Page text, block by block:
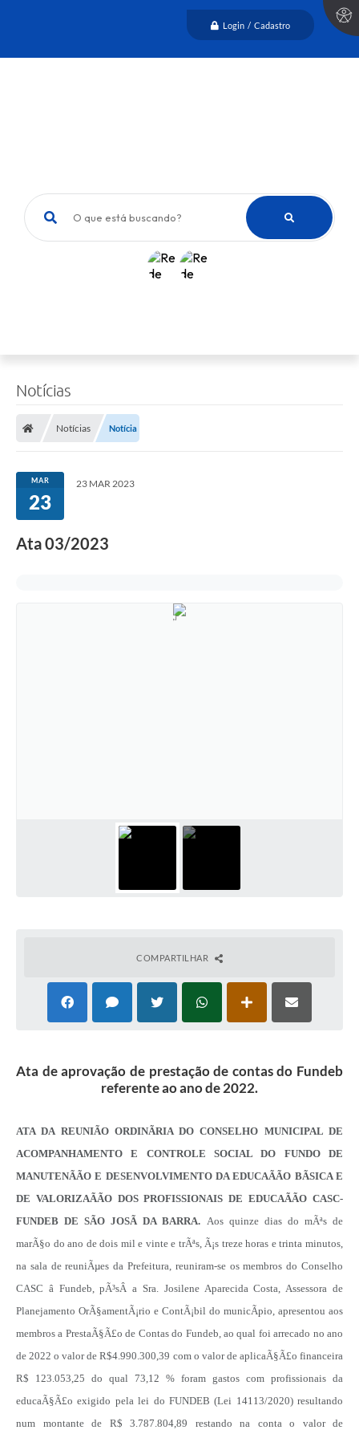
Login / Cadastro
O que está buscando?
Notícias
Notícias Notícia
MAR
23
23 MAR 2023
Ata 03/2023
COMPARTILHAR
Ata de aprovação de prestação de contas do Fundeb
referente ao ano de 2022.
ATA DA REUNIÃO ORDINÃRIA DO CONSELHO MUNICIPAL DE
ACOMPANHAMENTO E CONTROLE SOCIAL DO FUNDO DE
MANUTENÃÃO E DESENVOLVIMENTO DA EDUCAÃÃO BÃSICA E
DE VALORIZAÃÃO DOS PROFISSIONAIS DE EDUCAÃÃO CASC-
FUNDEB DE SÃO JOSÃ DA BARRA. Aos quinze dias do mÃªs de
marÃ§o do ano de dois mil e vinte e trÃªs, Ã¡s treze horas e trinta minutos,
na sala de reuniÃµes da Prefeitura, reuniram-se os membros do Conselho
CASC â Fundeb, pÃ³sÂ a Sra. Josilene Aparecida Costa, Assessora de
Planejamento OrÃ§amentÃ¡rio e ContÃ¡bil do municÃ­pio, apresentou aos
membros a PrestaÃ§Ã£o de Contas do Fundeb, ao qual foi arrecado no ano
de 2022 o valor de R$4.990.300,39 com o valor de aplicaÃ§Ã£o financeira
R$ 123.053,25 do qual 73,12 % foram gastos com profissionais da
educaÃ§Ã£o exigido pela lei do FUNDEB (Lei 14113/2020) resultando
num montante de R$ 3.787.804,89 restando na conta o valor de